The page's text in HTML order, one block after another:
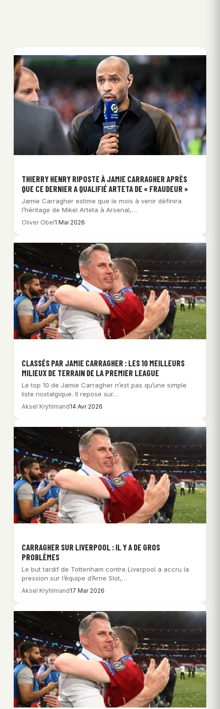
THIERRY HENRY RIPOSTE À JAMIE CARRAGHER APRÈS
QUE CE DERNIER A QUALIFIÉ ARTETA DE « FRAUDEUR »
Jamie Carragher estime que le mois à venir définira
l’héritage de Mikel Arteta à Arsenal,…
Oliver Obel1 Mai 2026
CLASSÉS PAR JAMIE CARRAGHER : LES 10 MEILLEURS
MILIEUX DE TERRAIN DE LA PREMIER LEAGUE
Le top 10 de Jamie Carragher n’est pas qu’une simple
liste nostalgique. Il repose sur…
Aksel Kryhlmand14 Avr 2026
CARRAGHER SUR LIVERPOOL : IL Y A DE GROS
PROBLÈMES
Le but tardif de Tottenham contre Liverpool a accru la
pression sur l’équipe d’Arne Slot,…
Aksel Kryhlmand17 Mar 2026